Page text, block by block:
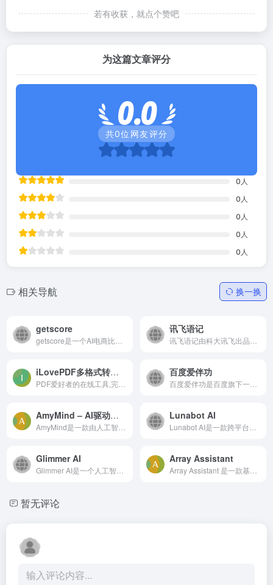
若有收获，就点个赞吧
为这篇文章评分
0.0
共0位网友评分
0 人
0 人
0 人
0 人
0 人
相关导航 换一换
getscore 讯飞语记
iLovePDF多格式转换在线工具 百度爱伴功
AmyMind – AI驱动的思维导图和白板应用 Lunabot AI
Glimmer AI Array Assistant
暂无评论